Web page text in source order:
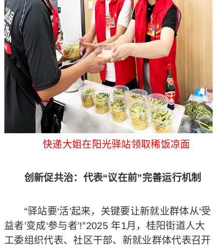
快递大姐在阳光驿站领取稀饭凉面
创新促共治：代表“议在前”完善运行机制​
“驿站要‘活’起来，关键要让新就业群体从‘受
益者’变成‘参与者’!”2025 年1月，桂阳街道人大
工委组织代表、社区干部、新就业群体代表召开